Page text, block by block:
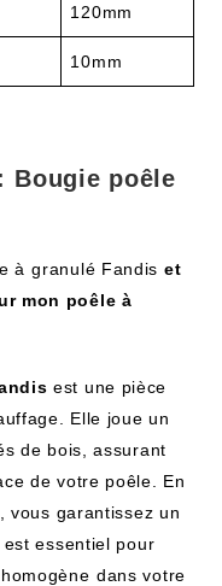
120mm
10mm
⁤Bougie poêle
à⁢ granulé Fandis et
mon poêle à
est une pièce‌
Elle joue un
de bois, assurant
de votre poêle. En
vous garantissez un
essentiel pour
⁢dans votre‌